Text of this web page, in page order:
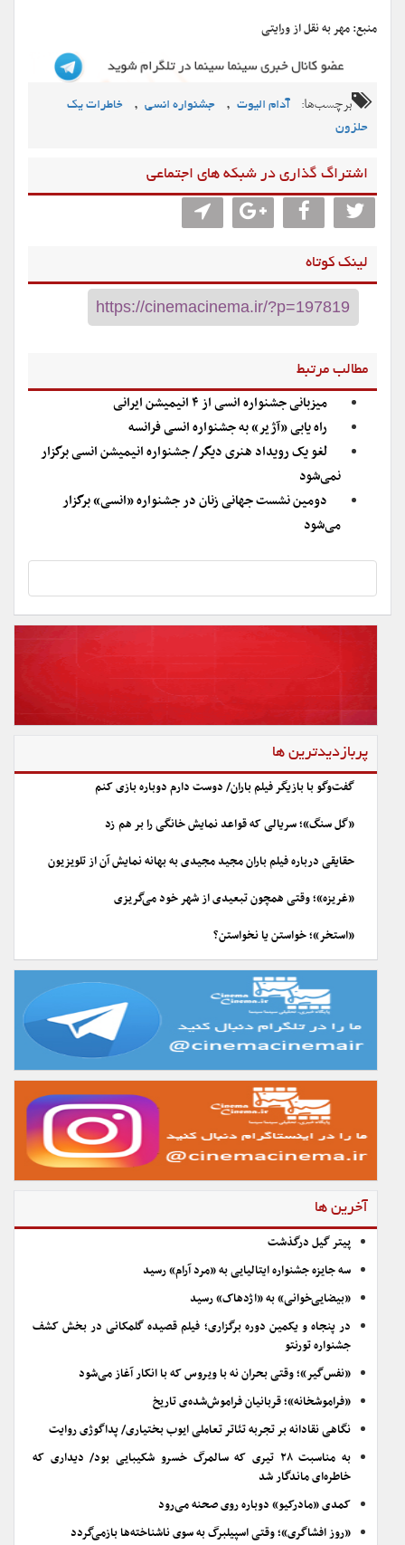
منبع: مهر به نقل از ورایتی
برچسب‌ها: آدام الیوت , جشنواره انسی ,
خاطرات یک
حلزون
اشتراگ گذاری در شبکه های اجتماعی
لینک کوتاه
مطالب مرتبط
میزبانی جشنواره انسی از ۴ انیمیشن ایرانی
راه یابی «آژیر» به جشنواره انسی فرانسه
لغو یک رویداد هنری دیگر/ جشنواره انیمیشن انسی برگزار
نمی‌شود
دومین نشست جهانی زنان در جشنواره «انسی» برگزار
می‌شود
پربازدیدترین ها
گفت‌وگو با بازیگر فیلم باران/ دوست دارم دوباره بازی کنم
«گل سنگ»؛ سریالی که قواعد نمایش خانگی را بر هم زد
حقایقی درباره فیلم باران مجید مجیدی به بهانه نمایش آن از تلویزیون
«غریزه»؛ وقتی همچون تبعیدی از شهر خود می‌گریزی
«استخر»؛ خواستن یا نخواستن؟
آخرین ها
پیتر گیل درگذشت
سه جایزه جشنواره ایتالیایی به «مرد آرام» رسید
«بیضایی‌خوانی» به «اژدهاک» رسید
در پنجاه و یکمین دوره برگزاری؛ فیلم قصیده گلمکانی در بخش کشف
جشنواره تورنتو
«نفس‌گیر»؛ وقتی بحران نه با ویروس که با انکار آغاز می‌شود
«فراموشخانه»؛ قربانیان فراموش‌شده‌ی تاریخ
نگاهی نقادانه بر تجربه تئاتر تعاملی ایوب بختیاری/ پداگوژی روایت
به مناسبت ۲۸ تیری که سالمرگ خسرو شکیبایی بود/ دیداری که
خاطره‌ای ماندگار شد
کمدی «مادرکیو» دوباره روی صحنه می‌رود
«روز افشاگری»؛ وقتی اسپیلبرگ به سوی ناشناخته‌ها بازمی‌گردد